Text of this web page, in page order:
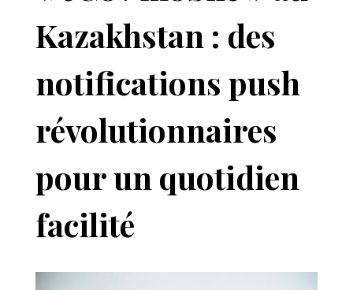
Kazakhstan : des
notifications push
révolutionnaires
pour un quotidien
facilité